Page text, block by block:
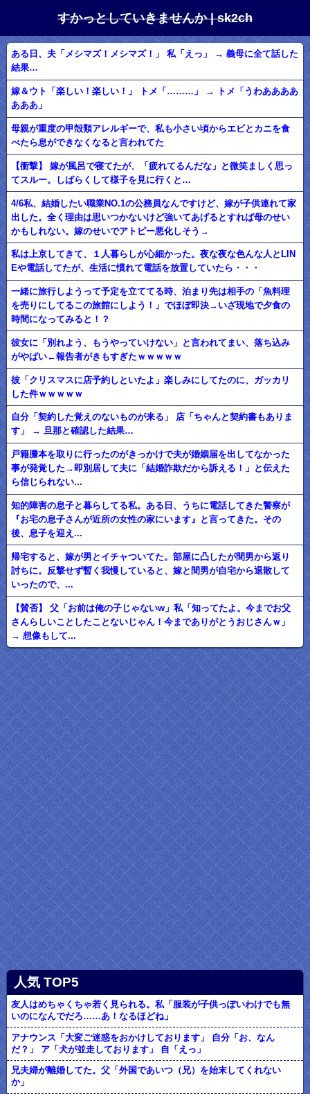
すかっとしていきませんか | sk2ch
ある日、夫「メシマズ！メシマズ！」 私「えっ」 → 義母に全て話した
結果…
嫁＆ウト「楽しい！楽しい！」 トメ「………」 → トメ「うわああああ
あああ」
母親が重度の甲殻類アレルギーで、私も小さい頃からエビとカニを食
べたら息ができなくなると言われてた
【衝撃】 嫁が風呂で寝てたが、「疲れてるんだな」と微笑ましく思っ
てスルー。しばらくして様子を見に行くと…
4/6私、結婚したい職業NO.1の公務員なんですけど、嫁が子供連れて家
出した。全く理由は思いつかないけど強いてあげるとすれば母のせい
かもしれない。嫁のせいでアトピー悪化しそう→
私は上京してきて、１人暮らしが心細かった。夜な夜な色んな人とLIN
Eや電話してたが、生活に慣れて電話を放置していたら・・・
一緒に旅行しようって予定を立ててる時、泊まり先は相手の「魚料理
を売りにしてるこの旅館にしよう！」でほぼ即決→いざ現地で夕食の
時間になってみると！？
彼女に「別れよう、もうやっていけない」と言われてまい、落ち込み
がやばい←報告者がきもすぎたｗｗｗｗｗ
彼「クリスマスに店予約しといたよ」楽しみにしてたのに、ガッカリ
した件ｗｗｗｗｗ
自分「契約した覚えのないものが来る」 店「ちゃんと契約書もありま
す」 → 旦那と確認した結果…
戸籍謄本を取りに行ったのがきっかけで夫が婚姻届を出してなかった
事が発覚した→即別居して夫に「結婚詐欺だから訴える！」と伝えた
ら信じられない...
知的障害の息子と暮らしてる私。ある日、うちに電話してきた警察が
『お宅の息子さんが近所の女性の家にいます』と言ってきた。その
後、息子を迎え...
帰宅すると、嫁が男とイチャついてた。部屋に凸したが間男から返り
討ちに。反撃せず暫く我慢していると、嫁と間男が自宅から退散して
いったので、...
【賛否】 父「お前は俺の子じゃないw」私「知ってたよ。今までお父
さんらしいことしたことないじゃん！今までありがとうおじさんｗ」
→ 想像もして...
人気 TOP5
友人はめちゃくちゃ若く見られる。私「服装が子供っぽいわけでも無
いのになんでだろ……あ！なるほどね」
アナウンス「大変ご迷惑をおかけしております」 自分「お、なん
だ？」 ア「犬が並走しております」 自「えっ」
兄夫婦が離婚してた。父「外国であいつ（兄）を始末してくれない
か」